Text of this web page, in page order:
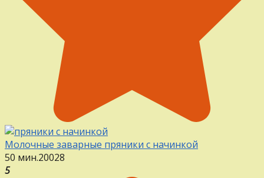
Молочные заварные пряники с начинкой
50 мин.20028
5